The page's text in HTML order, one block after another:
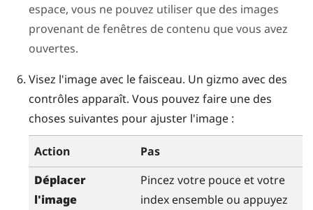
espace, vous ne pouvez utiliser que des images
provenant de fenêtres de contenu que vous avez
ouvertes.
Visez l'image avec le faisceau. Un gizmo avec des
contrôles apparaît. Vous pouvez faire une des
choses suivantes pour ajuster l'image :
Action
Pas
Déplacer
l'image
Pincez votre pouce et votre
index ensemble ou appuyez